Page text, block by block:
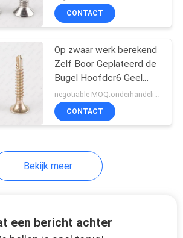
Rangdin965 Norm
CONTACT
Op zwaar werk berekend
Zelf Boor Geplateerd de
Bugel Hoofdcr6 Geel
Zink van
Metaalschroeven
CONTACT
Bekijk meer
een bericht achter